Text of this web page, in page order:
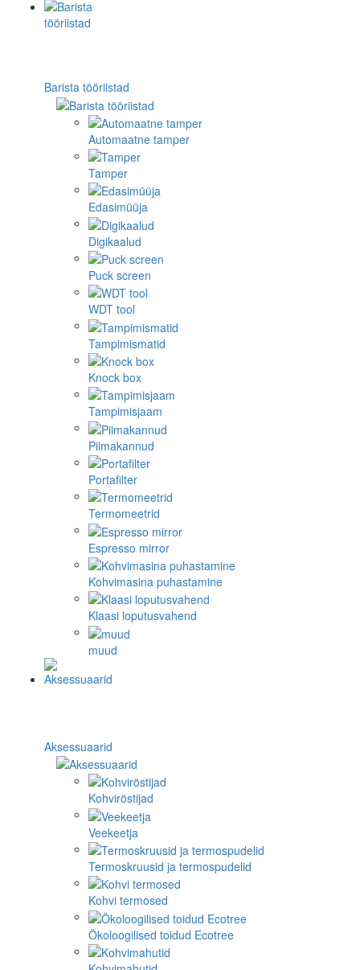
Barista tööriistad
Automaatne tamper
Tamper
Edasimüüja
Digikaalud
Puck screen
WDT tool
Tampimismatid
Knock box
Tampimisjaam
Piimakannud
Portafilter
Termomeetrid
Espresso mirror
Kohvimasina puhastamine
Klaasi loputusvahend
muud
Aksessuaarid
Kohviröstijad
Veekeetja
Termoskruusid ja termospudelid
Kohvi termosed
Ökoloogilised toidud Ecotree